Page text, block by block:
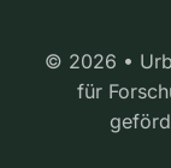
© 2026 •
für